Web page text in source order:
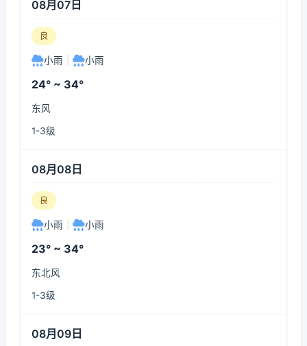
08月07日
良
小雨 小雨
24° ~ 34°
东风
1-3级
08月08日
良
小雨 小雨
23° ~ 34°
东北风
1-3级
08月09日